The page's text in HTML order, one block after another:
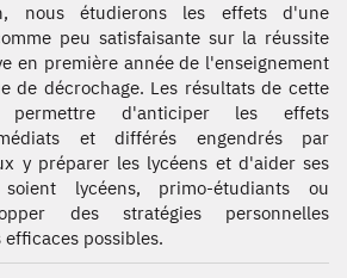
nous étudierons les effets d'une
peu satisfaisante sur la réussite
en première année de l'enseignement
de décrochage. Les résultats de cette
permettre d'anticiper les effets
et différés engendrés par
y préparer les lycéens et d'aider ses
lycéens, primo-étudiants ou
des stratégies personnelles
possibles.